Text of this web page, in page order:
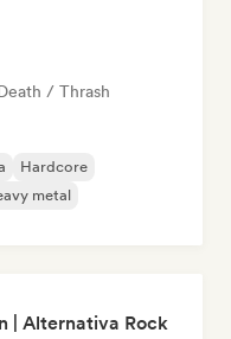
/ Thrash
Hardcore
metal
| Alternativa Rock